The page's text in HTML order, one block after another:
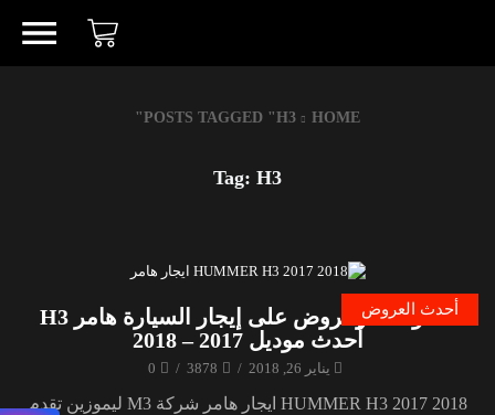
HOME
POSTS TAGGED "H3"
Tag: H3
أحدث العروض
خصومات وعروض على إيجار السيارة هامر H3
أحدث موديل 2017 – 2018
يناير 26, 2018 /
3878
/
0
HUMMER H3 2017 2018 ايجار هامر شركة M3 ليموزين تقدم